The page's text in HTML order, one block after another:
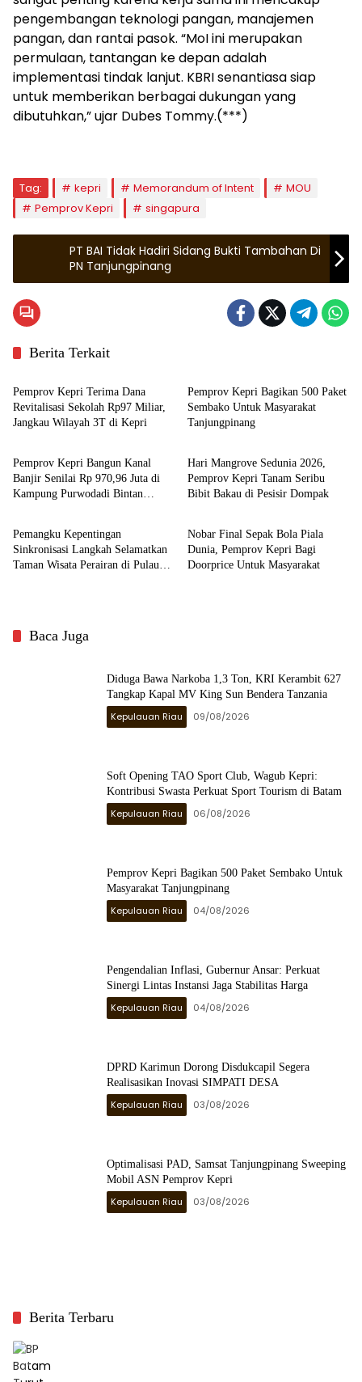
pengembangan teknologi pangan, manajemen
pangan, dan rantai pasok. “MoI ini merupakan
permulaan, tantangan ke depan adalah
implementasi tindak lanjut. KBRI senantiasa siap
untuk memberikan berbagai dukungan yang
dibutuhkan,” ujar Dubes Tommy.(***)
Tag: kepri Memorandum of Intent
MOU
Pemprov Kepri
singapura
PT BAI Tidak Hadiri Sidang Bukti Tambahan Di
PN Tanjungpinang
Berita Terkait
Natuna
Pemprov Kepri Terima Dana
Revitalisasi Sekolah Rp97 Miliar,
Jangkau Wilayah 3T di Kepri
Pemprov Kepri Bagikan 500 Paket
Sembako Untuk Masyarakat
Tanjungpinang
Kepulauan Riau
Pemprov Kepri Bangun Kanal
Banjir Senilai Rp 970,96 Juta di
Kampung Purwodadi Bintan
Kepulauan Riau
Hari Mangrove Sedunia 2026,
Pemprov Kepri Tanam Seribu
Bibit Bakau di Pesisir Dompak
Kepulauan Riau
Pemangku Kepentingan
Sinkronisasi Langkah Selamatkan
Taman Wisata Perairan di Pulau
Kepulauan Riau
Nobar Final Sepak Bola Piala
Dunia, Pemprov Kepri Bagi
Doorprice Untuk Masyarakat
Baca Juga
Diduga Bawa Narkoba 1,3 Ton, KRI Kerambit 627
Tangkap Kapal MV King Sun Bendera Tanzania
Kepulauan Riau 09/08/2026
Soft Opening TAO Sport Club, Wagub Kepri:
Kontribusi Swasta Perkuat Sport Tourism di Batam
Kepulauan Riau 06/08/2026
Pemprov Kepri Bagikan 500 Paket Sembako Untuk
Masyarakat Tanjungpinang
Kepulauan Riau 04/08/2026
Pengendalian Inflasi, Gubernur Ansar: Perkuat
Sinergi Lintas Instansi Jaga Stabilitas Harga
Kepulauan Riau 04/08/2026
DPRD Karimun Dorong Disdukcapil Segera
Realisasikan Inovasi SIMPATI DESA
Kepulauan Riau 03/08/2026
Optimalisasi PAD, Samsat Tanjungpinang Sweeping
Mobil ASN Pemprov Kepri
Kepulauan Riau 03/08/2026
Berita Terbaru